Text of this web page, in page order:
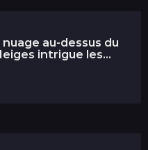
au-dessus du
intrigue les...